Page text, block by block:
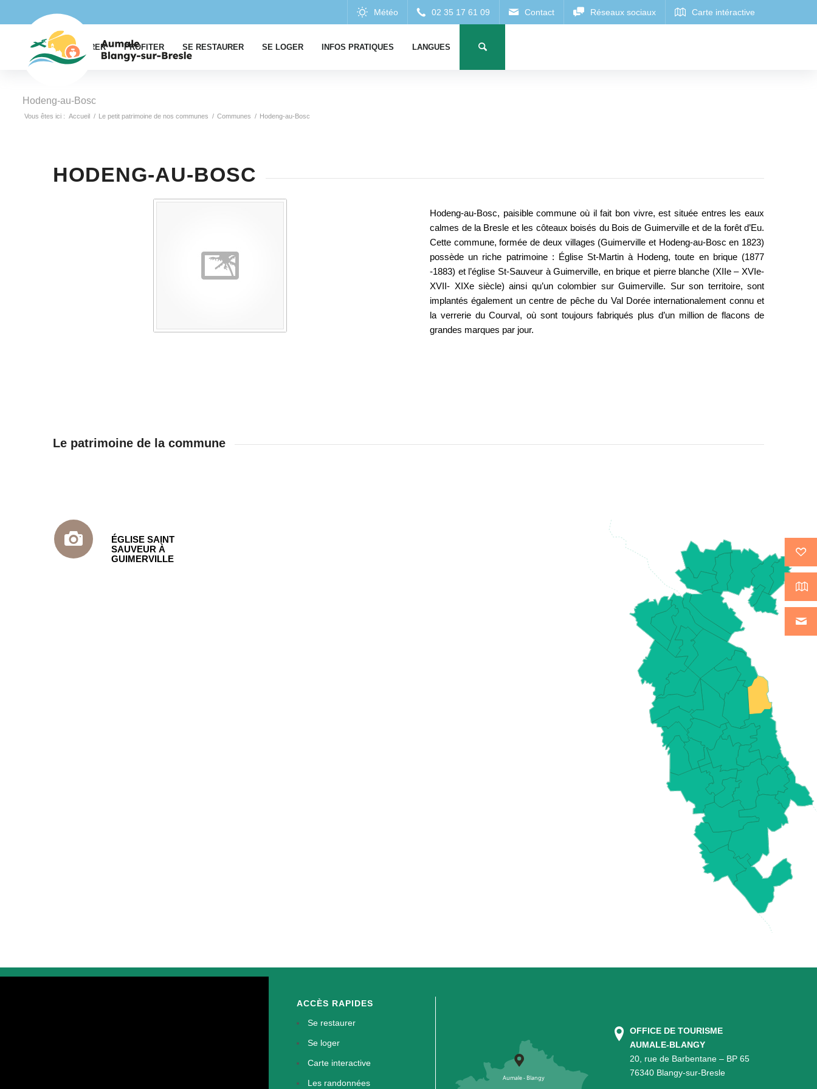
EXPLORER PROFITER SE RESTAURER SE LOGER INFOS PRATIQUES LANGUES
Hodeng-au-Bosc
Vous êtes ici : Accueil / Le petit patrimoine de nos communes / Communes / Hodeng-au-Bosc
HODENG-AU-BOSC
Hodeng-au-Bosc, paisible commune où il fait bon vivre, est située entres les eaux
calmes de la Bresle et les côteaux boisés du Bois de Guimerville et de la forêt d’Eu.
Cette commune, formée de deux villages (Guimerville et Hodeng-au-Bosc en 1823)
possède un riche patrimoine : Église St-Martin à Hodeng, toute en brique (1877
-1883) et l’église St-Sauveur à Guimerville, en brique et pierre blanche (XIIe – XVIe-
XVII- XIXe siècle) ainsi qu’un colombier sur Guimerville. Sur son territoire, sont
implantés également un centre de pêche du Val Dorée internationalement connu et
la verrerie du Courval, où sont toujours fabriqués plus d’un million de flacons de
grandes marques par jour.
Le patrimoine de la commune
ÉGLISE SAINT
SAUVEUR À
GUIMERVILLE
ACCÈS RAPIDES
Se restaurer
Se loger
Carte interactive
Les randonnées
OFFICE DE TOURISME
AUMALE-BLANGY
20, rue de Barbentane – BP 65
76340 Blangy-sur-Bresle